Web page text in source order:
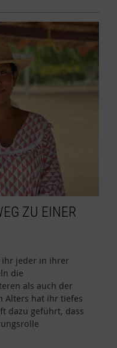
ZU EINER
ihr jeder in ihrer
die
als auch der
Alters hat ihr tiefes
dazu geführt, dass